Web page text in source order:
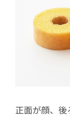
正面が顔、